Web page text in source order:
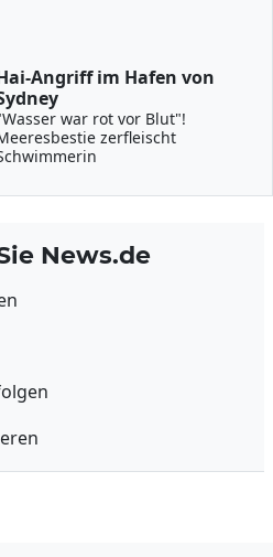
Angriff im Hafen von
war rot vor Blut"!
zerfleischt
News.de